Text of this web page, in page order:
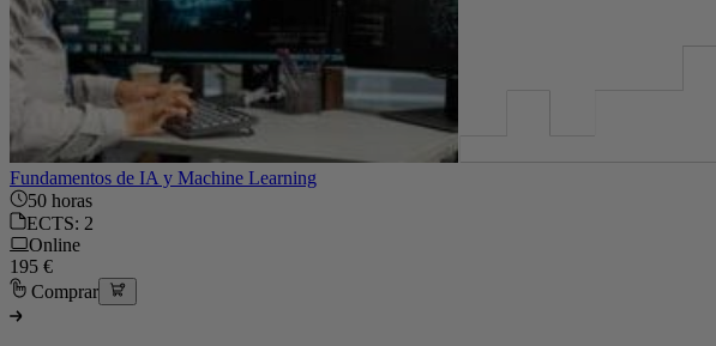
Fundamentos de IA y Machine Learning
50 horas
ECTS: 2
Online
195 €
Comprar